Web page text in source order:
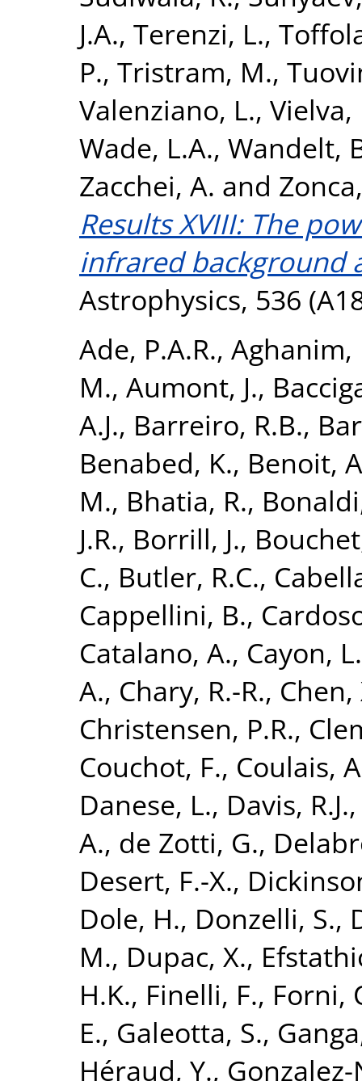
J.A., Terenzi, L.,
P., Tristram, M.,
Valenziano, L., Vielva,
Wade, L.A., Wandelt,
Zacchei, A. and
Results XVIII: The
infrared background
Astrophysics, 536
Ade, P.A.R., Aghanim,
M., Aumont, J.,
A.J., Barreiro, R.B.,
Benabed, K., Benoit,
M., Bhatia, R.,
J.R., Borrill, J.,
C., Butler, R.C.,
Cappellini, B.,
Catalano, A., Cayon, L.
A., Chary, R.-R., Chen,
Christensen, P.R.,
Couchot, F., Coulais,
Danese, L., Davis, R.J.
A., de Zotti, G.,
Desert, F.-X.,
Dole, H., Donzelli, S.,
M., Dupac, X.,
H.K., Finelli, F., Forni,
E., Galeotta, S.,
Héraud, Y., Gonzalez-